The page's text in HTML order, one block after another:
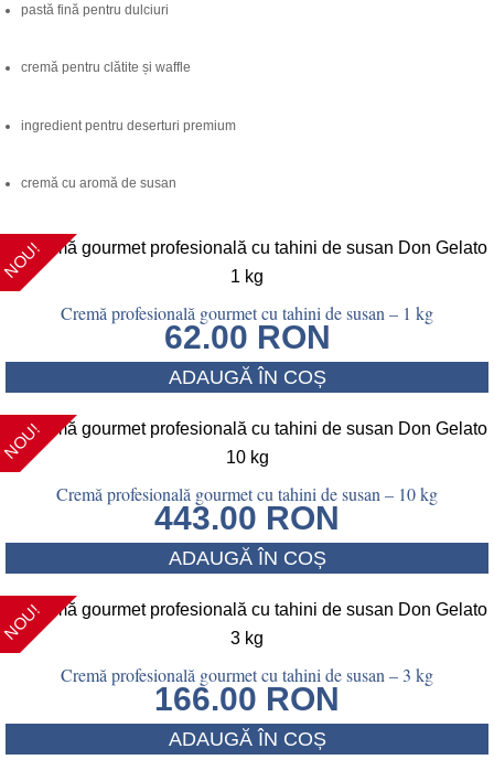
pastă fină pentru dulciuri
cremă pentru clătite și waffle
ingredient pentru deserturi premium
cremă cu aromă de susan
NOU!
Cremă profesională gourmet cu tahini de susan – 1 kg
62.00 RON
ADAUGĂ ÎN COȘ
NOU!
Cremă profesională gourmet cu tahini de susan – 10 kg
443.00 RON
ADAUGĂ ÎN COȘ
NOU!
Cremă profesională gourmet cu tahini de susan – 3 kg
166.00 RON
ADAUGĂ ÎN COȘ